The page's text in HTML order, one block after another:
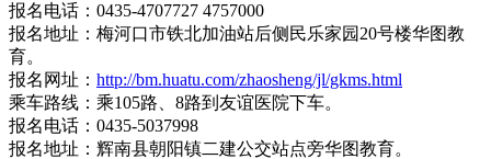
报名电话：0435-4707727 4757000
报名地址：梅河口市铁北加油站后侧民乐家园20号楼华图教
育。
报名网址： http://bm.huatu.com/zhaosheng/jl/gkms.html
乘车路线：乘105路、8路到友谊医院下车。
报名电话：0435-5037998
报名地址：辉南县朝阳镇二建公交站点旁华图教育。